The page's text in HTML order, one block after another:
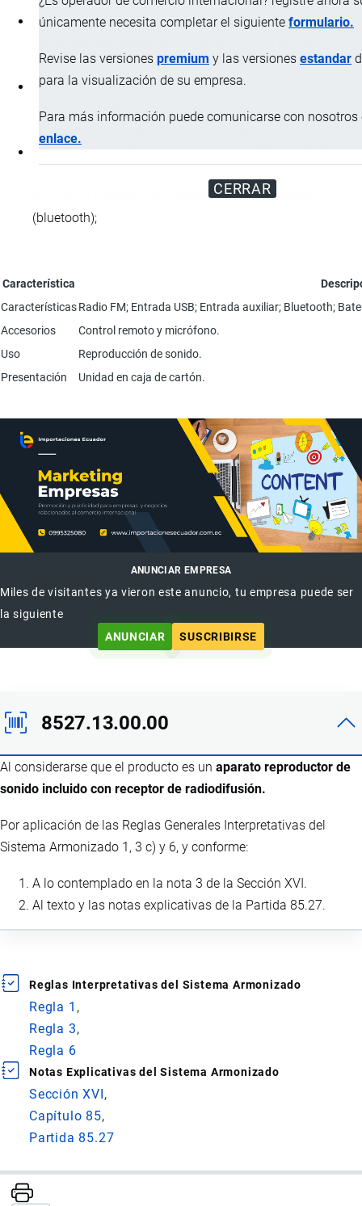
únicamente necesita completar el siguiente formulario.
Revise las versiones premium y las versiones estandar
para la visualización de su empresa.
Para más información puede comunicarse con nosotros
enlace.
CERRAR
Reproducir directamente las ondas sonoras grabadas en
interna, mediante el reproductor de sonido;
Amplificar la señal eléctrica de sonido emitida por un
micrófono y entregar la potencia necesaria a los
altavoces o parlantes, mediante un amplificador;
conecta el producto de manera inalámbricamente
(bluetooth);
Característica
CaracterísticasRadio FM; Entrada USB; Entrada auxiliar; Bluetooth;
Accesorios
Control remoto y micrófono.
Uso
Reproducción de sonido.
Presentación
Unidad en caja de cartón.
ANUNCIAR EMPRESA
Miles de visitantes ya vieron este anuncio, tu empresa puede ser
la siguiente
ANUNCIAR
SUSCRIBIRSE
8527.13.00.00
Al considerarse que el producto es un aparato reproductor de
sonido incluido con receptor de radiodifusión.
Por aplicación de las Reglas Generales Interpretativas del
Sistema Armonizado 1, 3 c) y 6, y conforme:
A lo contemplado en la nota 3 de la Sección XVI.
Al texto y las notas explicativas de la Partida 85.27.
Reglas Interpretativas del Sistema Armonizado
Regla 1
Regla 3
Regla 6
Notas Explicativas del Sistema Armonizado
Sección XVI
Capítulo 85
Partida 85.27